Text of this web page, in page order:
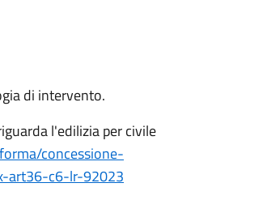
di intervento.
l'edilizia per civile
concessione-
art36-c6-lr-92023